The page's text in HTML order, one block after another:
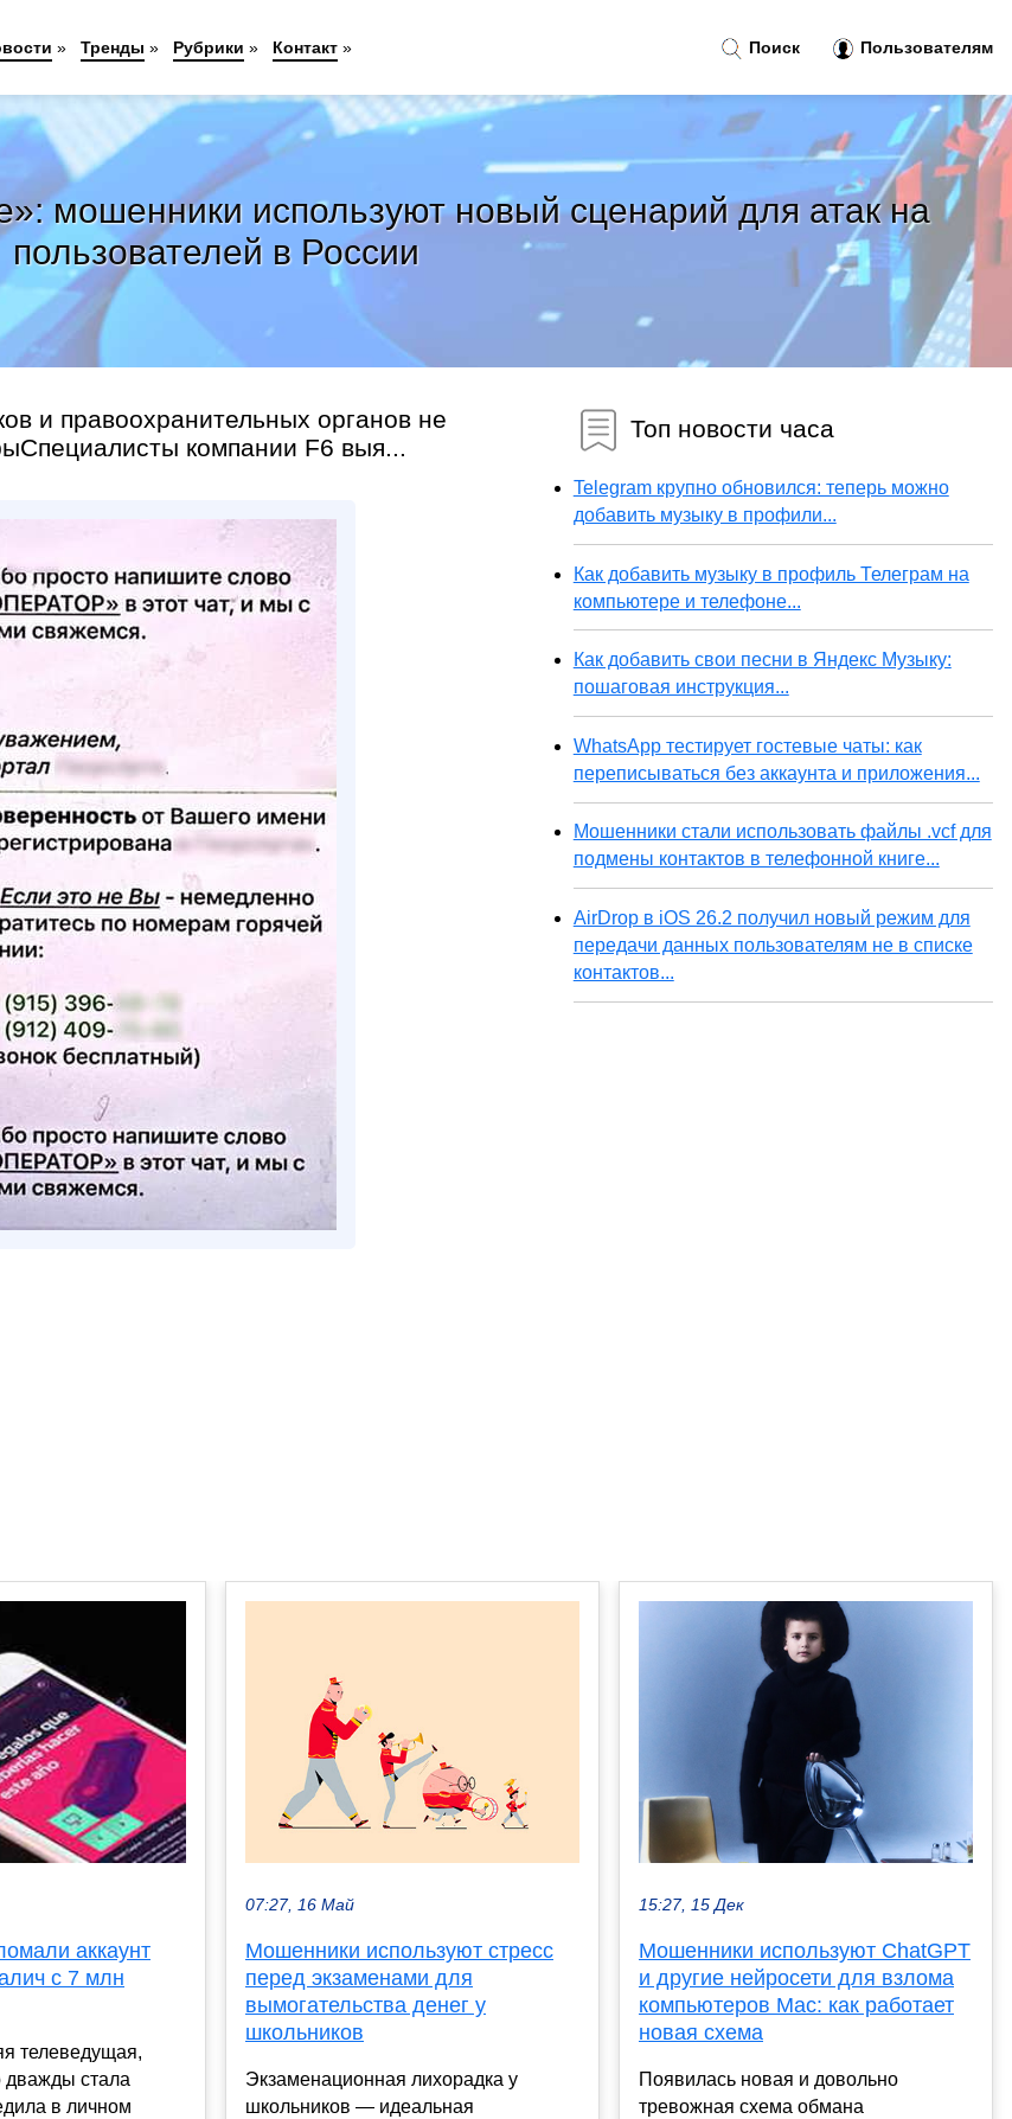
мошенники используют новый сценарий для атак на
пользователей в России
и правоохранительных органов не
компании F6 выя...
Топ новости часа
Telegram крупно обновился: теперь можно
добавить музыку в профили...
Как добавить музыку в профиль Телеграм на
компьютере и телефоне...
Как добавить свои песни в Яндекс Музыку:
пошаговая инструкция...
WhatsApp тестирует гостевые чаты: как
переписываться без аккаунта и приложения...
Мошенники стали использовать файлы .vcf для
подмены контактов в телефонной книге...
AirDrop в iOS 26.2 получил новый режим для
передачи данных пользователям не в списке
контактов...
аккаунт
с 7 млн
телеведущая,
дважды стала
в личном
07:27, 16 Май
Мошенники используют стресс
перед экзаменами для
вымогательства денег у
школьников
Экзаменационная лихорадка у
школьников — идеальная
15:27, 15 Дек
Мошенники используют ChatGPT
и другие нейросети для взлома
компьютеров Mac: как работает
новая схема
Появилась новая и довольно
тревожная схема обмана
Поиск Пользователям
» Тренды » Рубрики » Контакт»